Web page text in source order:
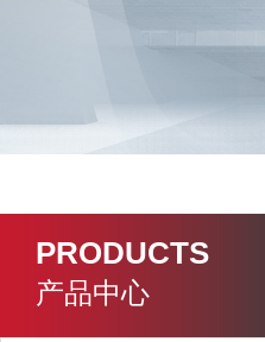
PRODUCTS
产品中心